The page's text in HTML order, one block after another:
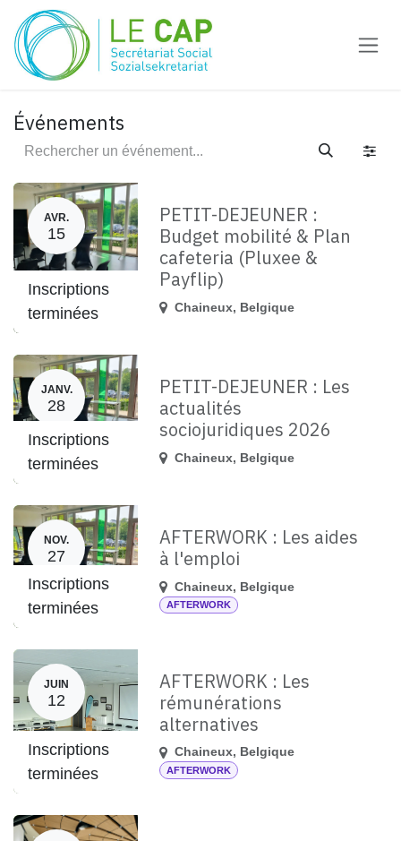
Se rendre au contenu
Événements
AVR.
15
Inscriptions
terminées
PETIT-DEJEUNER :
Budget mobilité & Plan
cafeteria (Pluxee &
Payflip)
Chaineux, Belgique
JANV.
28
Inscriptions
terminées
PETIT-DEJEUNER : Les
actualités
sociojuridiques 2026
Chaineux, Belgique
NOV.
27
Inscriptions
terminées
AFTERWORK : Les aides
à l'emploi
Chaineux, Belgique
AFTERWORK
JUIN
12
Inscriptions
terminées
AFTERWORK : Les
rémunérations
alternatives
Chaineux, Belgique
AFTERWORK